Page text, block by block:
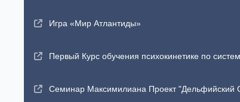
Игра «Мир Атлантиды»
Первый Курс обучения психокинетике по
Семинар Максимилиана Проект "Дельфийский